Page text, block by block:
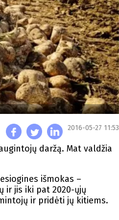
2016-05-27 11:53
daržą. Mat valdžia
išmokas –
ir jis iki pat 2020-ųjų
ir pridėti jų kitiems.